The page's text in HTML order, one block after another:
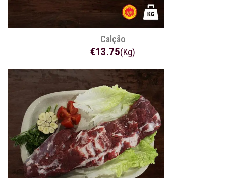
Calção
€13.75(Kg)